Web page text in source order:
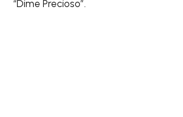
“Dime Precioso”.